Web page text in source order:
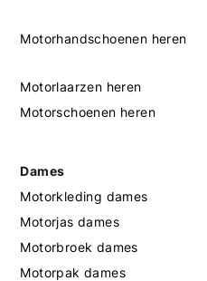
Motorhandschoenen heren
Motorlaarzen heren
Motorschoenen heren
Dames
Motorkleding dames
Motorjas dames
Motorbroek dames
Motorpak dames